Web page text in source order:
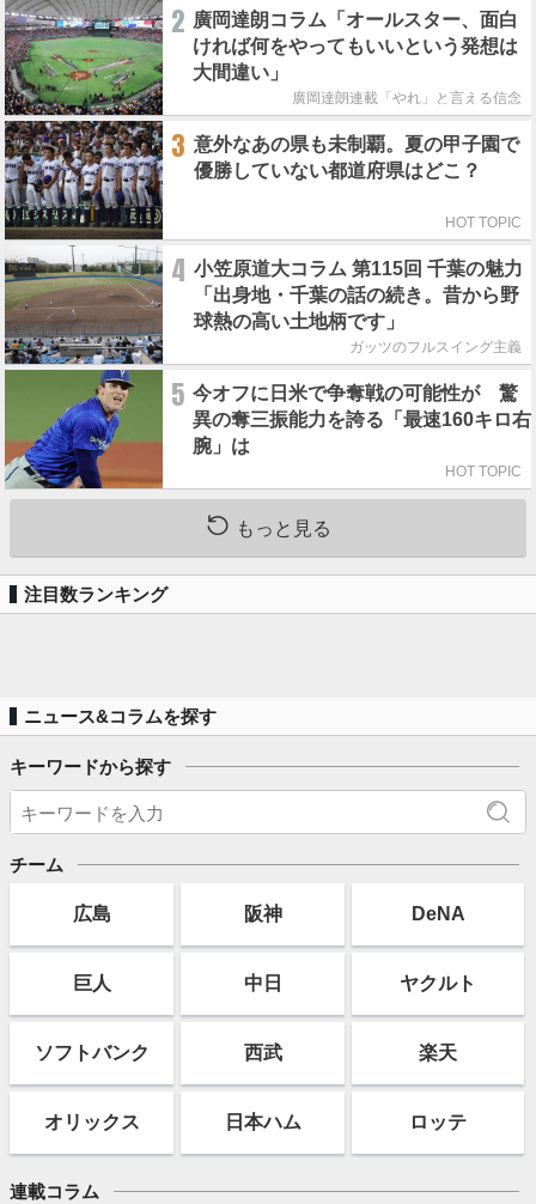
2 廣岡達朗コラム「オールスター、面白
ければ何をやってもいいという発想は
大間違い」
廣岡達朗連載「やれ」と言える信念
3 意外なあの県も未制覇。夏の甲子園で
優勝していない都道府県はどこ？
HOT TOPIC
4 小笠原道大コラム 第115回 千葉の魅力
「出身地・千葉の話の続き。昔から野
球熱の高い土地柄です」
ガッツのフルスイング主義
5 今オフに日米で争奪戦の可能性が 驚
異の奪三振能力を誇る「最速160キロ右
腕」は
HOT TOPIC
もっと見る
注目数ランキング
ニュース&コラムを探す
キーワードから探す
チーム
広島 阪神 DeNA
巨人 中日 ヤクルト
ソフトバンク 西武 楽天
オリックス 日本ハム ロッテ
連載コラム